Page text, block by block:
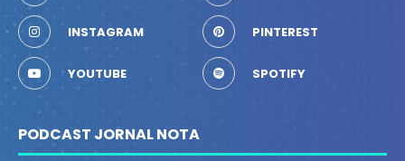
INSTAGRAM PINTEREST
YOUTUBE SPOTIFY
PODCAST JORNAL NOTA